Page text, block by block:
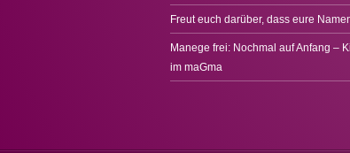
Freut euch darüber, dass eure
Manege frei: Nochmal auf Anfang –
im maGma